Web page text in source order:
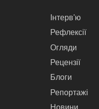
Інтерв'ю
Рефлексії
Огляди
Рецензії
Блоги
Репортажі
Новини